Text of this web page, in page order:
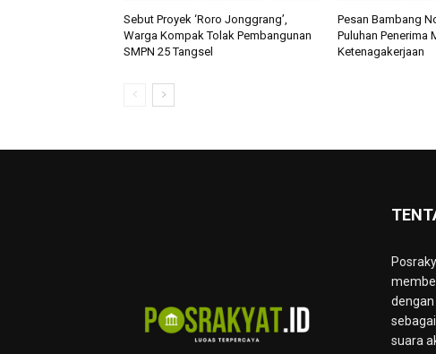
Sebut Proyek ‘Roro Jonggrang’,
Warga Kompak Tolak Pembangunan
SMPN 25 Tangsel
Pesan Bambang
Puluhan Penerima
Ketenagakerjaan
suara